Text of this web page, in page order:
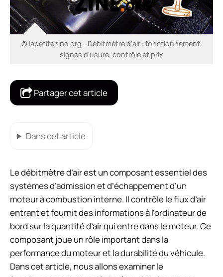
© lapetitezine.org - Débitmètre d’air : fonctionnement,
signes d’usure, contrôle et prix
Partager cet article
Dans cet article
Le débitmètre d’air est un composant essentiel des
systèmes d’admission et d’échappement d’un
moteur à combustion interne. Il contrôle le flux d’air
entrant et fournit des informations à l’ordinateur de
bord sur la quantité d’air qui entre dans le moteur. Ce
composant joue un rôle important dans la
performance du moteur et la durabilité du véhicule.
Dans cet article, nous allons examiner le